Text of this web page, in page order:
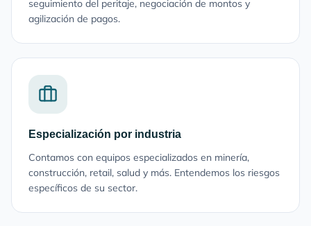
seguimiento del peritaje, negociación de montos y
agilización de pagos.
Especialización por industria
Contamos con equipos especializados en minería,
construcción, retail, salud y más. Entendemos los riesgos
específicos de su sector.